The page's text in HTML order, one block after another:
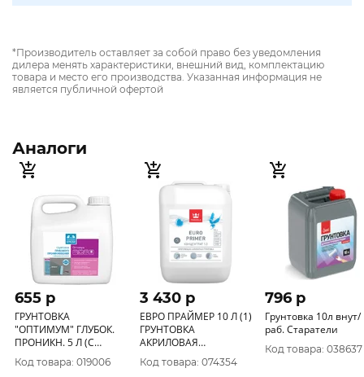
*Производитель оставляет за собой право без уведомления
дилера менять характеристики, внешний вид, комплектацию
товара и место его производства. Указанная информация не
является публичной офертой
Аналоги
655 p
ГРУНТОВКА
"ОПТИМУМ" ГЛУБОК.
ПРОНИКН. 5 Л (С
ИНДИКАТОРОМ) (1)
ТЕКС
Код товара: 019006
3 430 p
ЕВРО ПРАЙМЕР 10 Л (1)
ГРУНТОВКА
АКРИЛОВАЯ
(КОНЦЕНТРАТ)
"ТИККУРИЛА"
Код товара: 074354
796 p
Грунтовка 10л внут/
раб. Старатели
Код товара: 038637